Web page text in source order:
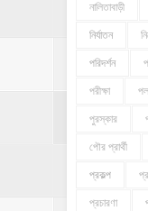
নালিতাবাড়ী
নির্যাতন
পরিদর্শন
পরীক্ষা
পুরস্কার
পৌর প্রার্থী
প্রকল্প
প্রচারণা